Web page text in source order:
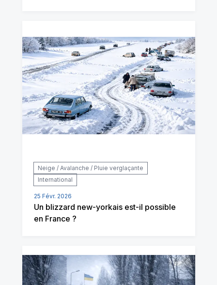
Neige / Avalanche / Pluie verglaçante
International
25 Févr. 2026
Un blizzard new-yorkais est-il possible
en France ?